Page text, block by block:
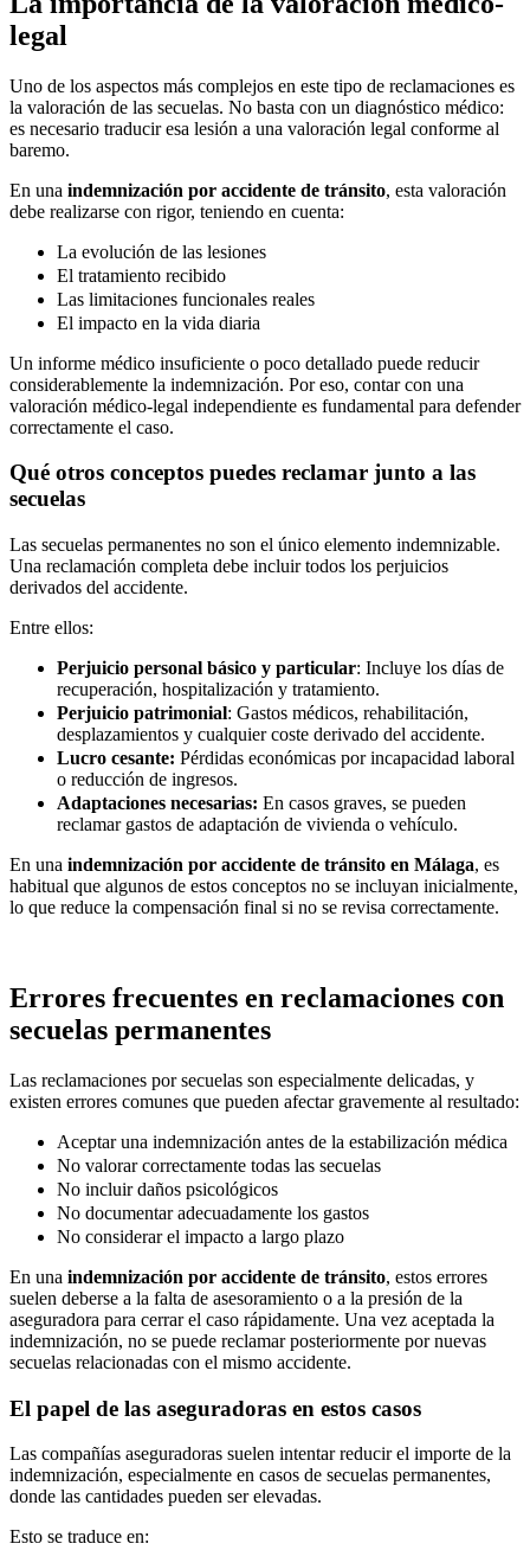
legal
Uno de los aspectos más complejos en este tipo de reclamaciones es
la valoración de las secuelas. No basta con un diagnóstico médico:
es necesario traducir esa lesión a una valoración legal conforme al
baremo.
En una indemnización por accidente de tránsito, esta valoración
debe realizarse con rigor, teniendo en cuenta:
La evolución de las lesiones
El tratamiento recibido
Las limitaciones funcionales reales
El impacto en la vida diaria
Un informe médico insuficiente o poco detallado puede reducir
considerablemente la indemnización. Por eso, contar con una
valoración médico-legal independiente es fundamental para defender
correctamente el caso.
Qué otros conceptos puedes reclamar junto a las
secuelas
Las secuelas permanentes no son el único elemento indemnizable.
Una reclamación completa debe incluir todos los perjuicios
derivados del accidente.
Entre ellos:
Perjuicio personal básico y particular: Incluye los días de
recuperación, hospitalización y tratamiento.
Perjuicio patrimonial: Gastos médicos, rehabilitación,
desplazamientos y cualquier coste derivado del accidente.
Lucro cesante: Pérdidas económicas por incapacidad laboral
o reducción de ingresos.
Adaptaciones necesarias: En casos graves, se pueden
reclamar gastos de adaptación de vivienda o vehículo.
En una indemnización por accidente de tránsito en Málaga, es
habitual que algunos de estos conceptos no se incluyan inicialmente,
lo que reduce la compensación final si no se revisa correctamente.
Errores frecuentes en reclamaciones con
secuelas permanentes
Las reclamaciones por secuelas son especialmente delicadas, y
existen errores comunes que pueden afectar gravemente al resultado:
Aceptar una indemnización antes de la estabilización médica
No valorar correctamente todas las secuelas
No incluir daños psicológicos
No documentar adecuadamente los gastos
No considerar el impacto a largo plazo
En una indemnización por accidente de tránsito, estos errores
suelen deberse a la falta de asesoramiento o a la presión de la
aseguradora para cerrar el caso rápidamente. Una vez aceptada la
indemnización, no se puede reclamar posteriormente por nuevas
secuelas relacionadas con el mismo accidente.
El papel de las aseguradoras en estos casos
Las compañías aseguradoras suelen intentar reducir el importe de la
indemnización, especialmente en casos de secuelas permanentes,
donde las cantidades pueden ser elevadas.
Esto se traduce en: